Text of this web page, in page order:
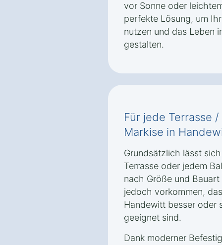
vor Sonne oder
perfekte Lösung, um
nutzen und das Leben
gestalten.
Für jede Terrasse
Markise in
Grundsätzlich lässt
Terrasse oder jedem
nach Größe und
jedoch vorkommen,
Handewitt besser oder
geeignet sind.
Dank moderner